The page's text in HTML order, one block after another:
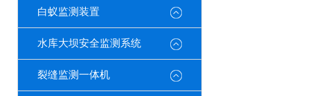
白蚁监测装置
水库大坝安全监测系统
裂缝监测一体机